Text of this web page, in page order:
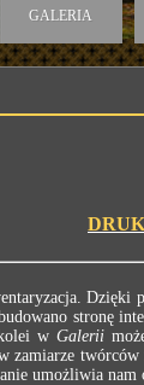
GALERIA
Dzięki
stronę
w Galerii
zamiarze
umożliwia